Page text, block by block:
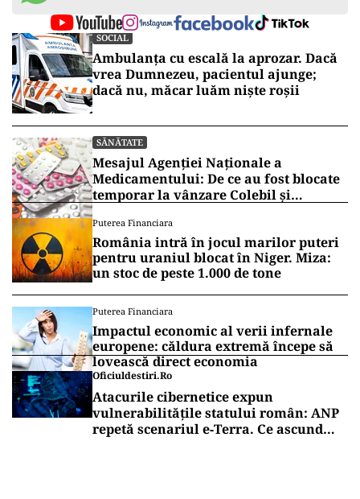
SOCIAL
Ambulanța cu escală la aprozar. Dacă
vrea Dumnezeu, pacientul ajunge;
dacă nu, măcar luăm niște roșii
SĂNĂTATE
Mesajul Agenției Naționale a
Medicamentului: De ce au fost blocate
temporar la vânzare Colebil și
Puterea Financiara
România intră în jocul marilor puteri
pentru uraniul blocat în Niger. Miza:
un stoc de peste 1.000 de tone
Puterea Financiara
Impactul economic al verii infernale
europene: căldura extremă începe să
lovească direct economia
Oficiuldestiri.ro
Atacurile cibernetice expun
vulnerabilitățile statului român: ANP
repetă scenariul e‑Terra. Ce ascund